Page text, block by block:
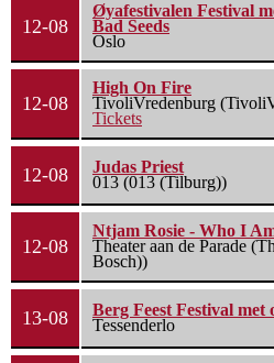
12-08
Øyafestivalen Festival
Bad Seeds
Oslo
12-08
High On Fire
TivoliVredenburg
Tickets
12-08
Judas Priest
013 (013 (Tilburg))
12-08
Ntjam Rosie - Who I
Theater aan de Parade
Bosch))
13-08
Berg Feest Festival met
Tessenderlo